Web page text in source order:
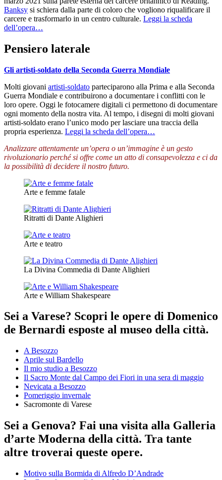
Banksy si schiera dalla parte di coloro che vogliono riqualificare il
carcere e trasformarlo in un centro culturale. Leggi la scheda
dell’opera…
Pensiero laterale
Gli artisti-soldato della Seconda Guerra Mondiale
Molti giovani artisti-soldato parteciparono alla Prima e alla Seconda
Guerra Mondiale e contribuirono a documentare i conflitti con le
loro opere. Oggi le fotocamere digitali ci permettono di documentare
ogni momento della nostra vita. Al tempo, i disegni di molti giovani
artisti-soldato erano l’unico modo per lasciare una traccia della
propria esperienza. Leggi la scheda dell’opera…
Analizzare attentamente un’opera o un’immagine è un gesto
rivoluzionario perché si offre come un atto di consapevolezza e ci da
la possibilità di decidere il nostro futuro.
Arte e femme fatale
Ritratti di Dante Alighieri
Arte e teatro
La Divina Commedia di Dante Alighieri
Arte e William Shakespeare
Sei a Varese? Scopri le opere di Domenico
de Bernardi esposte al museo della città.
A Besozzo
Aprile sul Bardello
Il mio studio a Besozzo
Il Sacro Monte dal Campo dei Fiori in una sera di maggio
Nevicata a Besozzo
Pomeriggio invernale
Sacromonte di Varese
Sei a Genova? Fai una visita alla Galleria
d’arte Moderna della città. Tra tante
altre troverai queste opere.
Motivo sulla Bormida di Alfredo D’Andrade